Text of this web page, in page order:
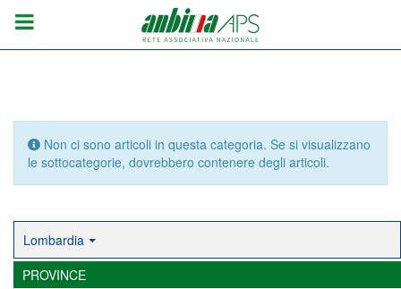
Info
Non ci sono articoli in questa categoria. Se si visualizzano
le sottocategorie, dovrebbero contenere degli articoli.
Lombardia
PROVINCE